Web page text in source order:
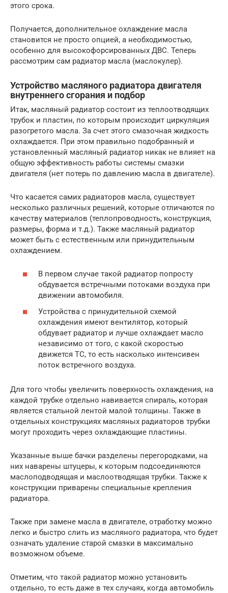
этого срока.
Получается, дополнительное охлаждение масла
становится не просто опцией, а необходимостью,
особенно для высокофорсированных ДВС. Теперь
рассмотрим сам радиатор масла (маслокулер).
Устройство масляного радиатора двигателя
внутреннего сгорания и подбор
Итак, масляный радиатор состоит из теплоотводящих
трубок и пластин, по которым происходит циркуляция
разогретого масла. За счет этого смазочная жидкость
охлаждается. При этом правильно подобранный и
установленный масляный радиатор никак не влияет на
общую эффективность работы системы смазки
двигателя (нет потерь по давлению масла в двигателе).
Что касается самих радиаторов масла, существует
несколько различных решений, которые отличаются по
качеству материалов (теплопроводность, конструкция,
размеры, форма и т.д.). Также масляный радиатор
может быть с естественным или принудительным
охлаждением.
В первом случае такой радиатор попросту
обдувается встречными потоками воздуха при
движении автомобиля.
Устройства с принудительной схемой
охлаждения имеют вентилятор, который
обдувает радиатор и лучше охлаждает масло
независимо от того, с какой скоростью
движется ТС, то есть насколько интенсивен
поток встречного воздуха.
Для того чтобы увеличить поверхность охлаждения, на
каждой трубке отдельно навивается спираль, которая
является стальной лентой малой толщины. Также в
отдельных конструкциях масляных радиаторов трубки
могут проходить через охлаждающие пластины.
Указанные выше бачки разделены перегородками, на
них наварены штуцеры, к которым подсоединяются
маслоподводящая и маслоотводящая трубки. Также к
конструкции приварены специальные крепления
радиатора.
Также при замене масла в двигателе, отработку можно
легко и быстро слить из масляного радиатора, что будет
означать удаление старой смазки в максимально
возможном объеме.
Отметим, что такой радиатор можно установить
отдельно, то есть даже в тех случаях, когда автомобиль